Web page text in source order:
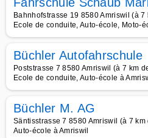
Bahnhofstrasse 19 8580 Amriswil (à 7
Ecole de conduite, Auto-école, Moto-
Büchler Autofahrschule
Poststrasse 7 8580 Amriswil (à 7 km
Ecole de conduite, Auto-école à
Büchler M. AG
Säntisstrasse 7 8580 Amriswil (à 7 km
Auto-école à Amriswil